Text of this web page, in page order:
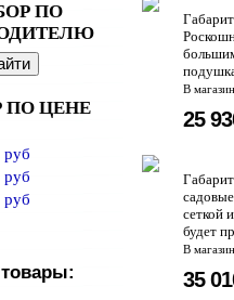
ПО
ПО ЦЕНЕ
руб
руб
руб
В
25
сеткой
будет
В
35